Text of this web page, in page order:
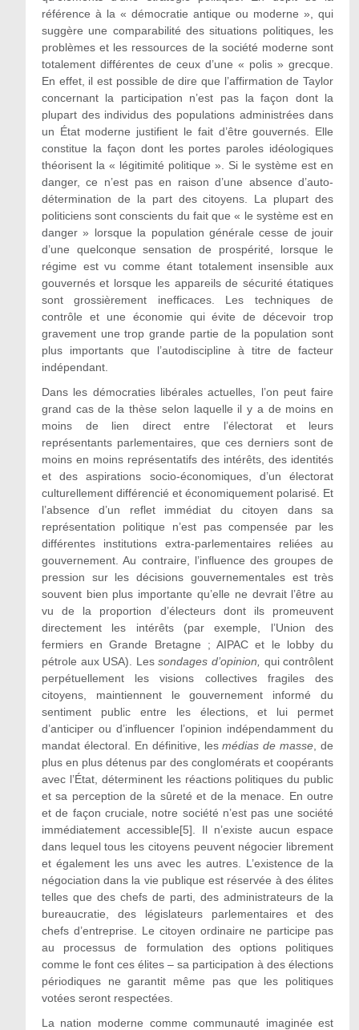
référence à la « démocratie antique ou moderne », qui
suggère une comparabilité des situations politiques, les
problèmes et les ressources de la société moderne sont
totalement différentes de ceux d’une « polis » grecque.
En effet, il est possible de dire que l’affirmation de Taylor
concernant la participation n’est pas la façon dont la
plupart des individus des populations administrées dans
un État moderne justifient le fait d’être gouvernés. Elle
constitue la façon dont les portes paroles idéologiques
théorisent la « légitimité politique ». Si le système est en
danger, ce n’est pas en raison d’une absence d’auto-
détermination de la part des citoyens. La plupart des
politiciens sont conscients du fait que « le système est en
danger » lorsque la population générale cesse de jouir
d’une quelconque sensation de prospérité, lorsque le
régime est vu comme étant totalement insensible aux
gouvernés et lorsque les appareils de sécurité étatiques
sont grossièrement inefficaces. Les techniques de
contrôle et une économie qui évite de décevoir trop
gravement une trop grande partie de la population sont
plus importants que l’autodiscipline à titre de facteur
indépendant.
Dans les démocraties libérales actuelles, l’on peut faire
grand cas de la thèse selon laquelle il y a de moins en
moins de lien direct entre l’électorat et leurs
représentants parlementaires, que ces derniers sont de
moins en moins représentatifs des intérêts, des identités
et des aspirations socio-économiques, d’un électorat
culturellement différencié et économiquement polarisé. Et
l’absence d’un reflet immédiat du citoyen dans sa
représentation politique n’est pas compensée par les
différentes institutions extra-parlementaires reliées au
gouvernement. Au contraire, l’influence des groupes de
pression sur les décisions gouvernementales est très
souvent bien plus importante qu’elle ne devrait l’être au
vu de la proportion d’électeurs dont ils promeuvent
directement les intérêts (par exemple, l’Union des
fermiers en Grande Bretagne ; AIPAC et le lobby du
pétrole aux USA). Lessondages d’opinion, qui contrôlent
perpétuellement les visions collectives fragiles des
citoyens, maintiennent le gouvernement informé du
sentiment public entre les élections, et lui permet
d’anticiper ou d’influencer l’opinion indépendamment du
mandat électoral. En définitive, lesmédias de masse , de
plus en plus détenus par des conglomérats et coopérants
avec l’État, déterminent les réactions politiques du public
et sa perception de la sûreté et de la menace. En outre
et de façon cruciale, notre société n’est pas une société
immédiatement accessible[5]. Il n’existe aucun espace
dans lequel tous les citoyens peuvent négocier librement
et également les uns avec les autres. L’existence de la
négociation dans la vie publique est réservée à des élites
telles que des chefs de parti, des administrateurs de la
bureaucratie, des législateurs parlementaires et des
chefs d’entreprise. Le citoyen ordinaire ne participe pas
au processus de formulation des options politiques
comme le font ces élites – sa participation à des élections
périodiques ne garantit même pas que les politiques
votées seront respectées.
La nation moderne comme communauté imaginée est